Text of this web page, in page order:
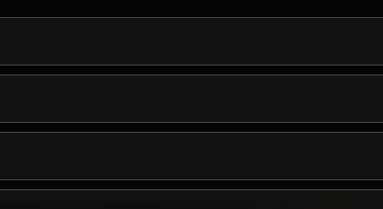
Sie von effizienter, präziser Messtechnik bei der
Beratung.